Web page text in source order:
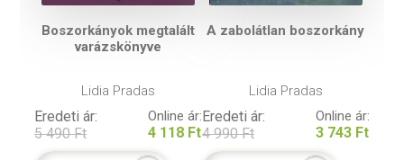
Boszorkányok megtalált
varázskönyve
Lidia Pradas
Eredeti ár:
5 490 Ft
Online ár:
4 118 Ft
A zabolátlan boszorkány
Lidia Pradas
Eredeti ár:
4 990 Ft
Online ár:
3 743 Ft